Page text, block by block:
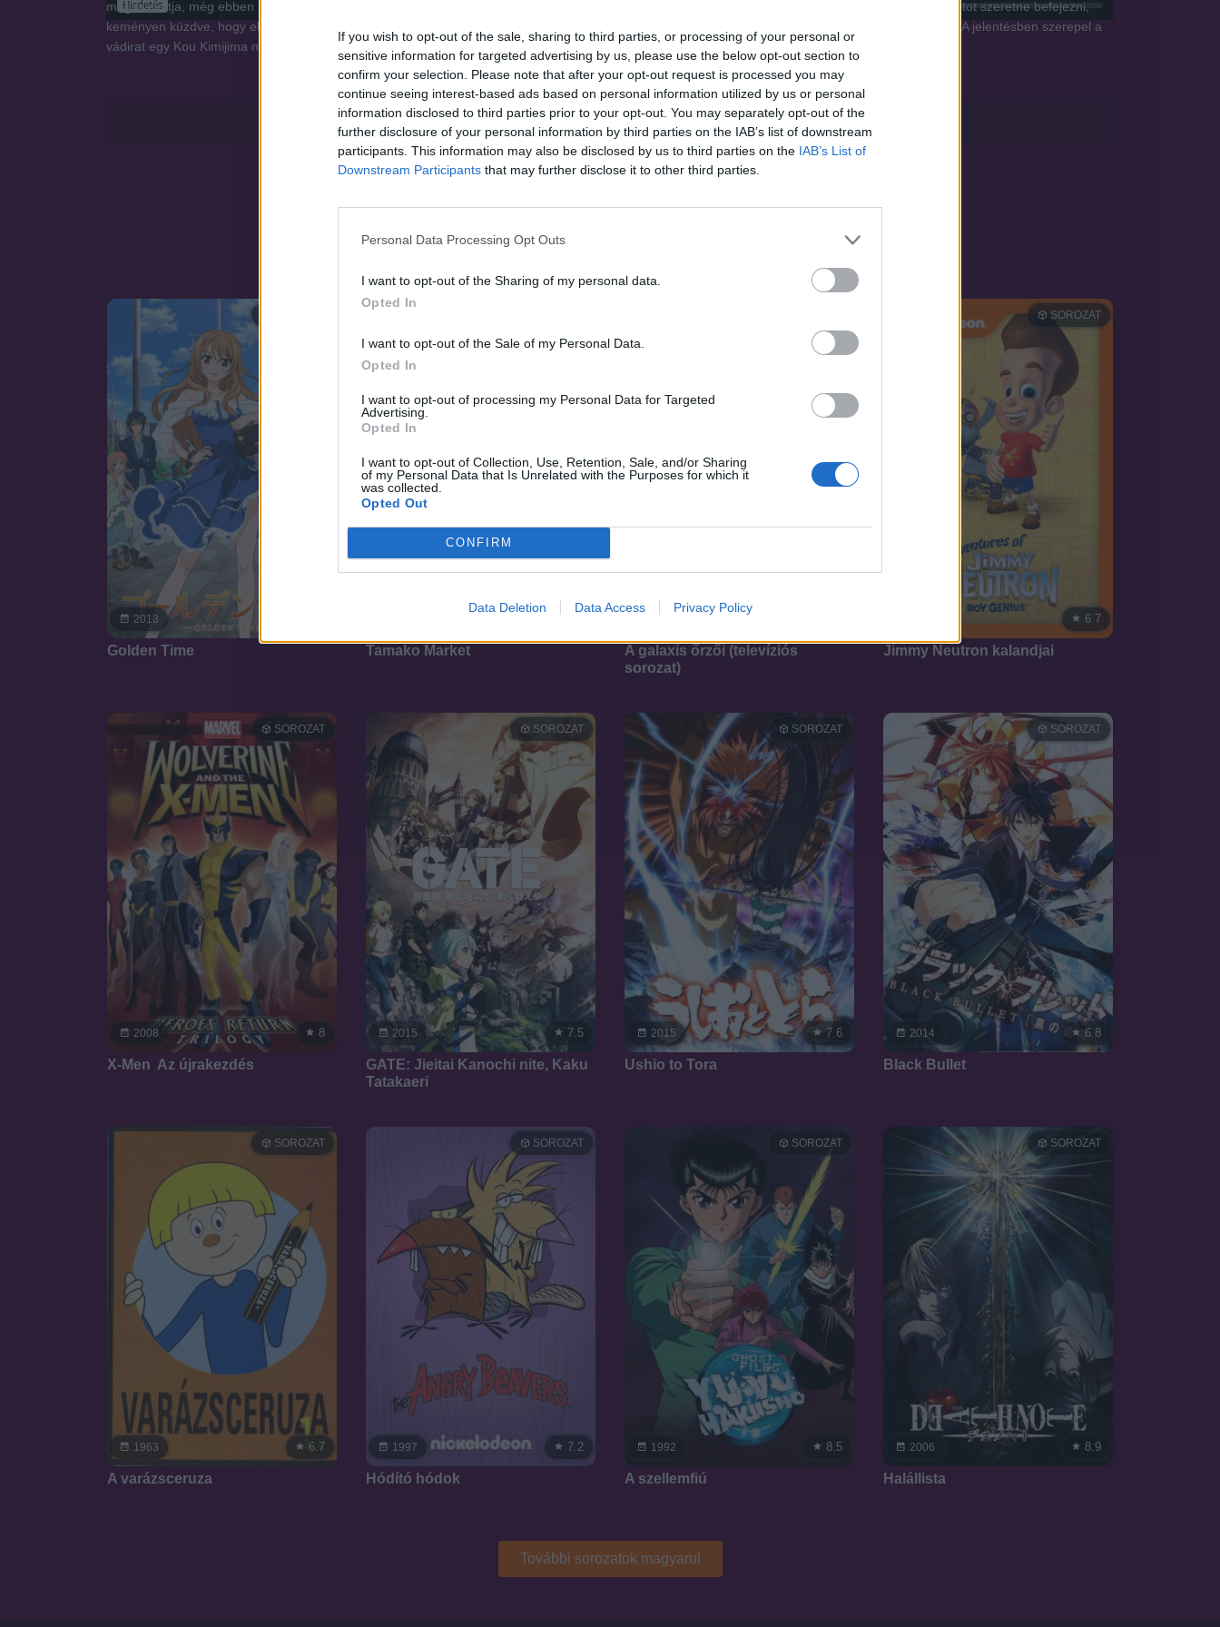
If you wish to opt-out of the sale, sharing to third parties, or processing of your personal or
sensitive information for targeted advertising by us, please use the below opt-out section to
confirm your selection. Please note that after your opt-out request is processed you may
continue seeing interest-based ads based on personal information utilized by us or personal
information disclosed to third parties prior to your opt-out. You may separately opt-out of the
further disclosure of your personal information by third parties on the IAB’s list of downstream
participants. This information may also be disclosed by us to third parties on the IAB’s List of
Downstream Participants that may further disclose it to other third parties.
Personal Data Processing Opt Outs
I want to opt-out of the Sharing of my personal data.
Opted In
I want to opt-out of the Sale of my Personal Data.
Opted In
I want to opt-out of processing my Personal Data for Targeted
Advertising.
Opted In
I want to opt-out of Collection, Use, Retention, Sale, and/or Sharing
of my Personal Data that Is Unrelated with the Purposes for which it
was collected.
Opted Out
CONFIRM
Data Deletion Data Access Privacy Policy
Hirdetés
megszállottja, még ebben a helyzetben sem mutat érdeklődést a Robo Club iránt. A vakmerő, haszontalan klubfőnök, Akiho Senomiya egy óriási robotot szeretne befejezni,
keményen küzdve, hogy elkerülje a klub státuszának elvesztését. Aztán egy napon Kaito felfedezi az AR-jegyzetet, amelyből a Kimijima-jelentés lesz. A jelentésben szerepel a
vádirat egy Kou Kimijima nevű emberrel szemben a világot érintő összeesküvés miatt.
Tetszett a sorozat? Oszd meg: WhatsApp
Viber
Pinterest
X
Facebook
Hasonló sorozatok
2013
Golden Time Tamako Market
A galaxis őrzői (televíziós
sorozat)
SOROZAT
6.7
Jimmy Neutron kalandjai
2008
SOROZAT
8
X-Men  Az újrakezdés
2015
SOROZAT
7.5
GATE: Jieitai Kanochi nite, Kaku
Tatakaeri
2015
SOROZAT
7.6
Ushio to Tora
2014
SOROZAT
6.8
Black Bullet
1963
SOROZAT
6.7
A varázsceruza
1997
SOROZAT
7.2
Hódító hódok
1992
SOROZAT
8.5
A szellemfiú
2006
SOROZAT
8.9
Halállista
További sorozatok magyarul